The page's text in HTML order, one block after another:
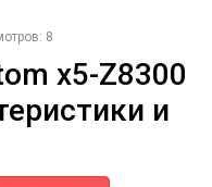
8
x5-Z8300
и